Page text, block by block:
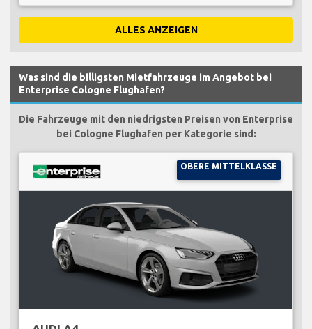
ALLES ANZEIGEN
Was sind die billigsten Mietfahrzeuge im Angebot bei
Enterprise Cologne Flughafen?
Die Fahrzeuge mit den niedrigsten Preisen von Enterprise
bei Cologne Flughafen per Kategorie sind:
OBERE MITTELKLASSE